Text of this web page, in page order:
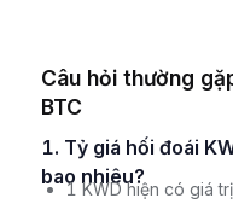
Câu hỏi thường
BTC
1. Tỷ giá hối đoái KWD sang BTC hiện tại là
bao nhiêu?
1 KWD hiện có giá